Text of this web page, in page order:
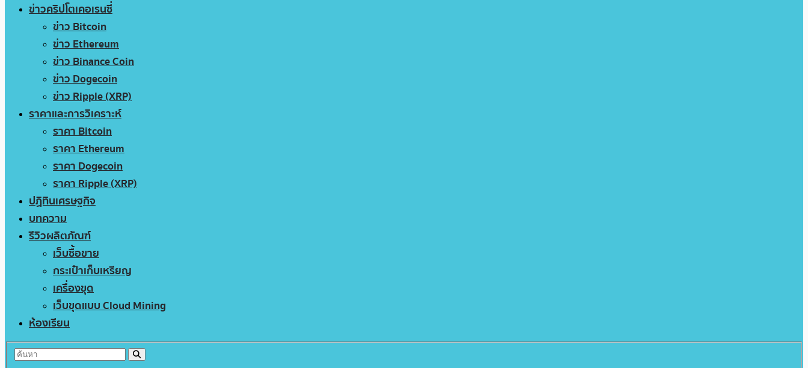
ข่าวคริปโตเคอเรนซี่
ข่าว Bitcoin
ข่าว Ethereum
ข่าว Binance Coin
ข่าว Dogecoin
ข่าว Ripple (XRP)
ราคาและการวิเคราะห์
ราคา Bitcoin
ราคา Ethereum
ราคา Dogecoin
ราคา Ripple (XRP)
ปฏิทินเศรษฐกิจ
บทความ
รีวิวผลิตภัณฑ์
เว็บซื้อขาย
กระเป๋าเก็บเหรียญ
เครื่องขุด
เว็บขุดแบบ Cloud Mining
ห้องเรียน